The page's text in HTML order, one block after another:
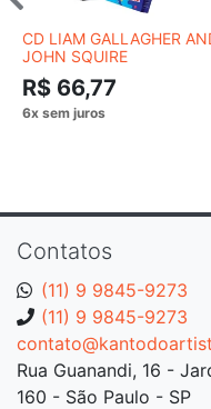
CD LIAM GALLAGHER
JOHN SQUIRE
R$ 66,77
Contatos
(11) 9 9845-9273
(11) 9 9845-9273
Rua Guanandi, 16 -
160 - São Paulo - SP